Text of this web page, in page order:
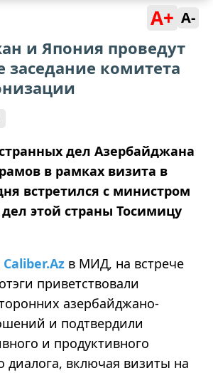
A+ A-
и Япония проведут
заседание комитета
дел Азербайджана
в рамках визита в
встретился с министром
этой страны Тосимицу
Caliber.Az в МИД, на встрече
приветствовали
азербайджано-
и подтвердили
и продуктивного
диалога, включая визиты на